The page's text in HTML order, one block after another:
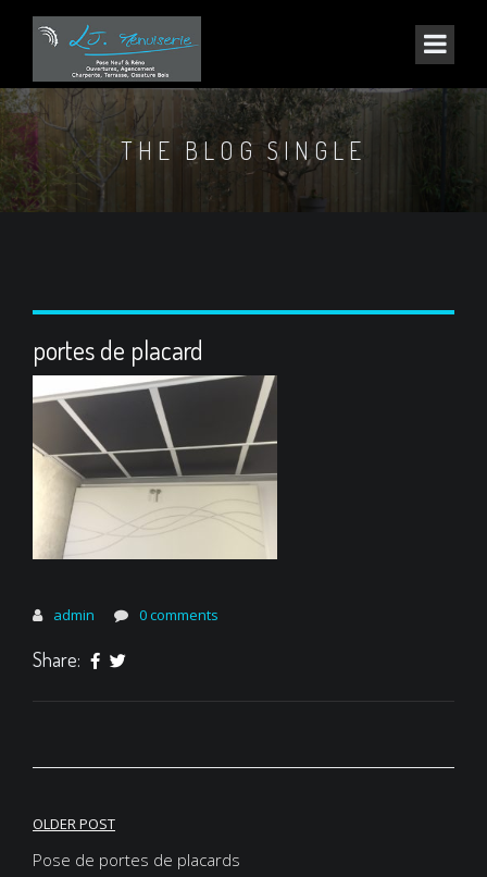
THE BLOG SINGLE
portes de placard
admin 0 comments
Share:
Navigation
OLDER POST
Pose de portes de placards